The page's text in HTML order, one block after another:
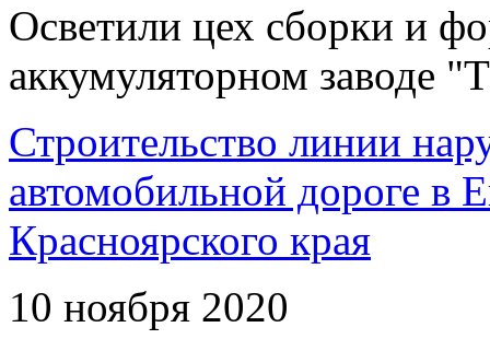
Осветили цех сборки и
аккумуляторном заводе
Строительство линии
автомобильной дороге в
Красноярского края
10 ноября 2020